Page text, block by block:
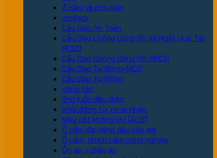
ổ cấm và phụ kiện
zenlock
Cầu Dao An Toàn
Cầu Dao Chống Dòng Rò Và Ngắt Quá Tải-
RCBO
Cầu Dao Chống Dòng Rò-RRCB
Cầu Dao Tự Động-MCB
Cầu Dao Tự Động
công tắc
ống luồn dây điện
Khởi động từ, rơ-le nhiệt
Máy cắt không khí (ACB)
Ổ cắm đa năng dây kéo dài
Ổ cắm, phích cắm công nghiệp
Ổn áp – Biến áp